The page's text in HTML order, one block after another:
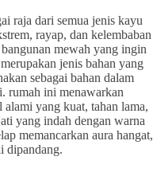
raja dari semua jenis kayu
rayap, dan kelembaban
mewah yang ingin
jenis bahan yang
sebagai bahan dalam
rumah ini menawarkan
yang kuat, tahan lama,
yang indah dengan warna
memancarkan aura hangat,
dipandang.